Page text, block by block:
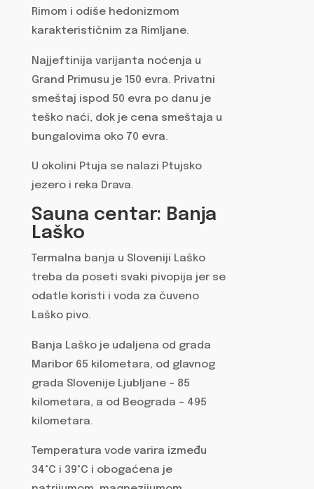
Rimom i odiše hedonizmom
karakterističnim za Rimljane.
Najjeftinija varijanta noćenja u
Grand Primusu je 150 evra. Privatni
smeštaj ispod 50 evra po danu je
teško naći, dok je cena smeštaja u
bungalovima oko 70 evra.
U okolini Ptuja se nalazi Ptujsko
jezero i reka Drava.
Sauna centar: Banja
Laško
Termalna banja u Sloveniji Laško
treba da poseti svaki pivopija jer se
odatle koristi i voda za čuveno
Laško pivo.
Banja Laško je udaljena od grada
Maribor 65 kilometara, od glavnog
grada Slovenije Ljubljane – 85
kilometara, a od Beograda – 495
kilometara.
Temperatura vode varira između
34°C i 39°C i obogaćena je